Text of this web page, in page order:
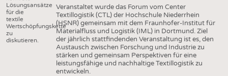
Lösungsansätze
für die
textile
Wertschöpfungskette
zu
diskutieren.
Veranstaltet wurde das Forum vom Center
Textillogistik (CTL) der Hochschule Niederrhein
(HSNR) gemeinsam mit dem Fraunhofer-Institut für
Materialfluss und Logistik (IML) in Dortmund. Ziel
der jährlich stattfindenden Veranstaltung ist es, den
Austausch zwischen Forschung und Industrie zu
stärken und gemeinsam Perspektiven für eine
leistungsfähige und nachhaltige Textillogistik zu
entwickeln.